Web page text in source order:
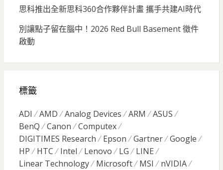
思科推出全新思科360合作夥伴計畫 攜手共建AI時代
別讓點子留在腦中！2026 Red Bull Basement 徵件
啟動
標籤
ADI AMD Analog Devices ARM
ASUS
BenQ
Canon
Computex
DIGITIMES Research
Epson Gartner
Google
HP
HTC Intel Lenovo LG
LINE
Linear Technology
Microsoft MSI
nVIDIA